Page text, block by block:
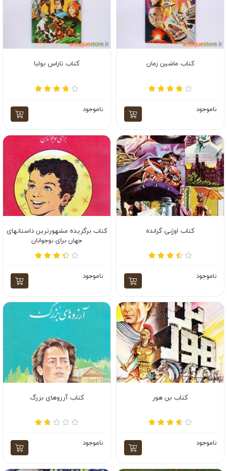
کتاب ماشین زمان
ناموجود
کتاب تاراس بولبا
ناموجود
کتاب اوژنی گرانده
ناموجود
کتاب برگزیده مشهورترین داستانهای
جهان برای نوجوانان
ناموجود
کتاب بن هور
ناموجود
کتاب آرزوهای بزرگ
ناموجود